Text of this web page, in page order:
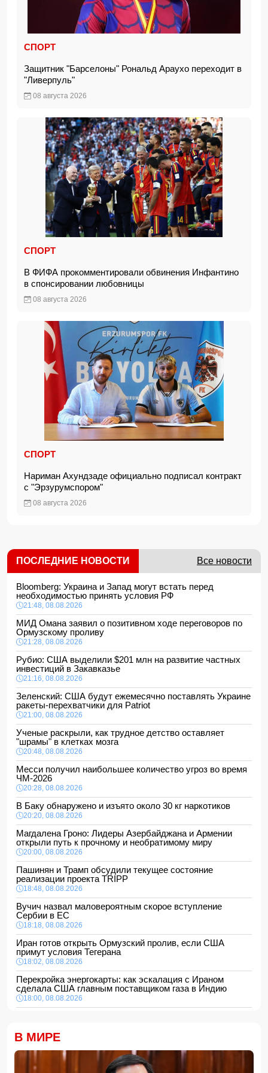
СПОРТ
Защитник "Барселоны" Рональд Араухо переходит в
"Ливерпуль"
08 августа 2026
СПОРТ
В ФИФА прокомментировали обвинения Инфантино
в спонсировании любовницы
08 августа 2026
СПОРТ
Нариман Ахундзаде официально подписал контракт
с "Эрзурумспором"
08 августа 2026
ПОСЛЕДНИЕ НОВОСТИ Все новости
Bloomberg: Украина и Запад могут встать перед
необходимостью принять условия РФ
21:48, 08.08.2026
МИД Омана заявил о позитивном ходе переговоров по
Ормузскому проливу
21:28, 08.08.2026
Рубио: США выделили $201 млн на развитие частных
инвестиций в Закавказье
21:16, 08.08.2026
Зеленский: США будут ежемесячно поставлять Украине
ракеты-перехватчики для Patriot
21:00, 08.08.2026
Ученые раскрыли, как трудное детство оставляет
"шрамы" в клетках мозга
20:48, 08.08.2026
Месси получил наибольшее количество угроз во время
ЧМ-2026
20:28, 08.08.2026
В Баку обнаружено и изъято около 30 кг наркотиков
20:20, 08.08.2026
Магдалена Гроно: Лидеры Азербайджана и Армении
открыли путь к прочному и необратимому миру
20:00, 08.08.2026
Пашинян и Трамп обсудили текущее состояние
реализации проекта TRIPP
18:48, 08.08.2026
Вучич назвал маловероятным скорое вступление
Сербии в ЕС
18:18, 08.08.2026
Иран готов открыть Ормузский пролив, если США
примут условия Тегерана
18:02, 08.08.2026
Перекройка энергокарты: как эскалация с Ираном
сделала США главным поставщиком газа в Индию
18:00, 08.08.2026
16:48, 08.08.2026
Турция ограничивает проход коммерческих судов в
Черное море
16:28, 08.08.2026
В МИРЕ